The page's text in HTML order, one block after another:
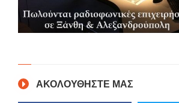
ΑΚΟΛΟΥΘΗΣΤΕ ΜΑΣ